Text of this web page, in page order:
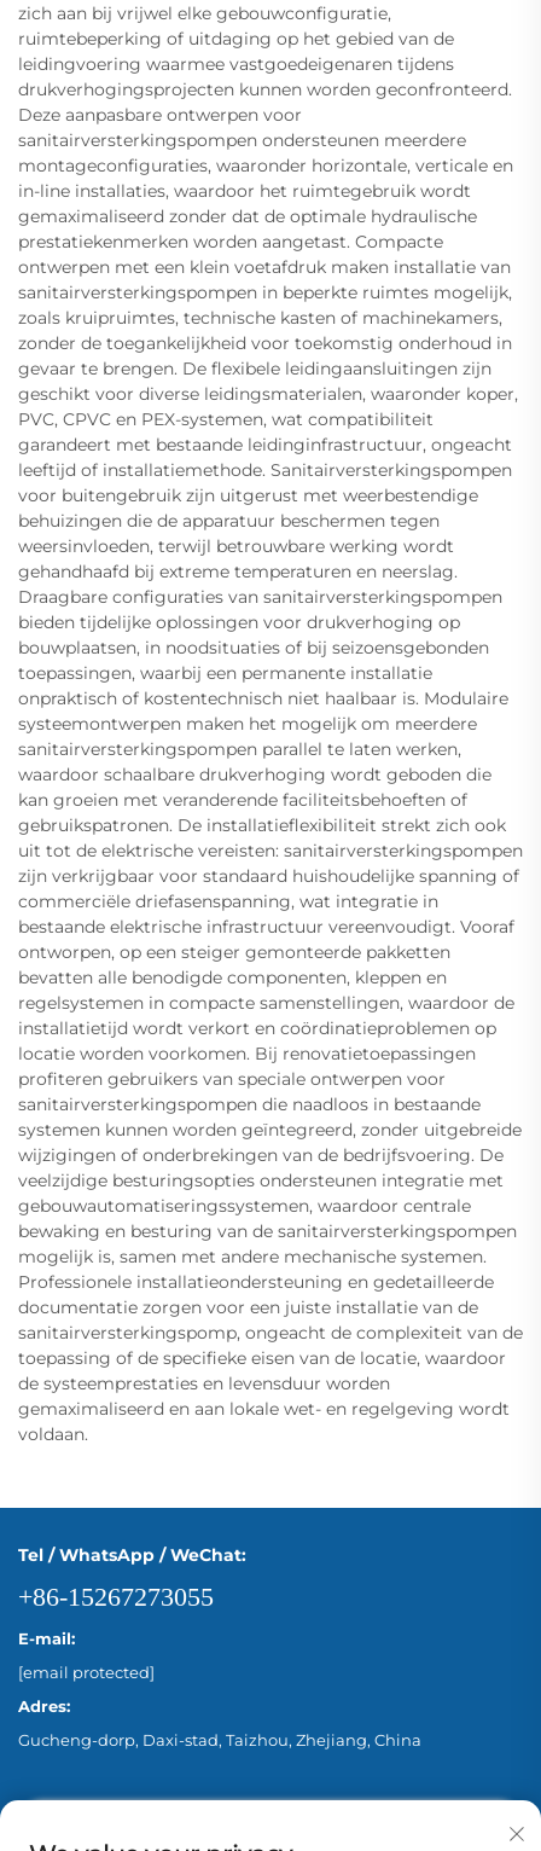
zich aan bij vrijwel elke gebouwconfiguratie,
ruimtebeperking of uitdaging op het gebied van de
leidingvoering waarmee vastgoedeigenaren tijdens
drukverhogingsprojecten kunnen worden geconfronteerd.
Deze aanpasbare ontwerpen voor
sanitairversterkingspompen ondersteunen meerdere
montageconfiguraties, waaronder horizontale, verticale en
in-line installaties, waardoor het ruimtegebruik wordt
gemaximaliseerd zonder dat de optimale hydraulische
prestatiekenmerken worden aangetast. Compacte
ontwerpen met een klein voetafdruk maken installatie van
sanitairversterkingspompen in beperkte ruimtes mogelijk,
zoals kruipruimtes, technische kasten of machinekamers,
zonder de toegankelijkheid voor toekomstig onderhoud in
gevaar te brengen. De flexibele leidingaansluitingen zijn
geschikt voor diverse leidingsmaterialen, waaronder koper,
PVC, CPVC en PEX-systemen, wat compatibiliteit
garandeert met bestaande leidinginfrastructuur, ongeacht
leeftijd of installatiemethode. Sanitairversterkingspompen
voor buitengebruik zijn uitgerust met weerbestendige
behuizingen die de apparatuur beschermen tegen
weersinvloeden, terwijl betrouwbare werking wordt
gehandhaafd bij extreme temperaturen en neerslag.
Draagbare configuraties van sanitairversterkingspompen
bieden tijdelijke oplossingen voor drukverhoging op
bouwplaatsen, in noodsituaties of bij seizoensgebonden
toepassingen, waarbij een permanente installatie
onpraktisch of kostentechnisch niet haalbaar is. Modulaire
systeemontwerpen maken het mogelijk om meerdere
sanitairversterkingspompen parallel te laten werken,
waardoor schaalbare drukverhoging wordt geboden die
kan groeien met veranderende faciliteitsbehoeften of
gebruikspatronen. De installatieflexibiliteit strekt zich ook
uit tot de elektrische vereisten: sanitairversterkingspompen
zijn verkrijgbaar voor standaard huishoudelijke spanning of
commerciële driefasenspanning, wat integratie in
bestaande elektrische infrastructuur vereenvoudigt. Vooraf
ontworpen, op een steiger gemonteerde pakketten
bevatten alle benodigde componenten, kleppen en
regelsystemen in compacte samenstellingen, waardoor de
installatietijd wordt verkort en coördinatieproblemen op
locatie worden voorkomen. Bij renovatietoepassingen
profiteren gebruikers van speciale ontwerpen voor
sanitairversterkingspompen die naadloos in bestaande
systemen kunnen worden geïntegreerd, zonder uitgebreide
wijzigingen of onderbrekingen van de bedrijfsvoering. De
veelzijdige besturingsopties ondersteunen integratie met
gebouwautomatiseringssystemen, waardoor centrale
bewaking en besturing van de sanitairversterkingspompen
mogelijk is, samen met andere mechanische systemen.
Professionele installatieondersteuning en gedetailleerde
documentatie zorgen voor een juiste installatie van de
sanitairversterkingspomp, ongeacht de complexiteit van de
toepassing of de specifieke eisen van de locatie, waardoor
de systeemprestaties en levensduur worden
gemaximaliseerd en aan lokale wet- en regelgeving wordt
voldaan.
Tel / WhatsApp / WeChat:
+86-15267273055
E-mail:
[email protected]
Adres:
Gucheng-dorp, Daxi-stad, Taizhou, Zhejiang, China